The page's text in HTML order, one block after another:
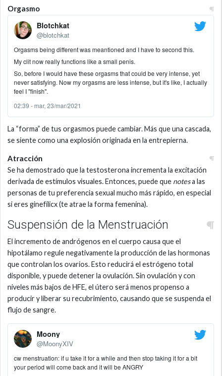
Orgasmo
Blotchkat
@blotchkat
Orgasms being different was meantioned and I have to second this.
My clit now really functions like a small penis.
So, before I would have these orgasms that could be very intense, yet
never satisfying. Now my orgasms are less intense, but it's like, I actually
feel I "finish".
02:39 - mar, 23/mar/2021
La “forma” de tus orgasmos puede cambiar. Más que una cascada,
se siente como una explosión originada en la entrepierna.
Atracción
Se ha demostrado que la testosterona incrementa la excitación
derivada de estímulos visuales. Entonces, puede que notesa las
personas de tu preferencia sexual mucho más rápido, en especial
si eres ginefílicx (te atrae la forma femenina).
Suspensión de la Menstruación
El incremento de andrógenos en el cuerpo causa que el
hipotálamo regule negativamente la producción de las hormonas
que controlan los ovarios. Esto reducirá el estrógeno total
disponible, y puede detener la ovulación. Sin ovulación y con
niveles más bajos de HFE, el útero será menos propenso a
producir y liberar su recubrimiento, causando que se suspenda el
flujo de sangre.
Moony
@MoonyXIV
cw menstruation: if u take it for a while and then stop taking it for a bit
your period will come back and it will be ANGRY